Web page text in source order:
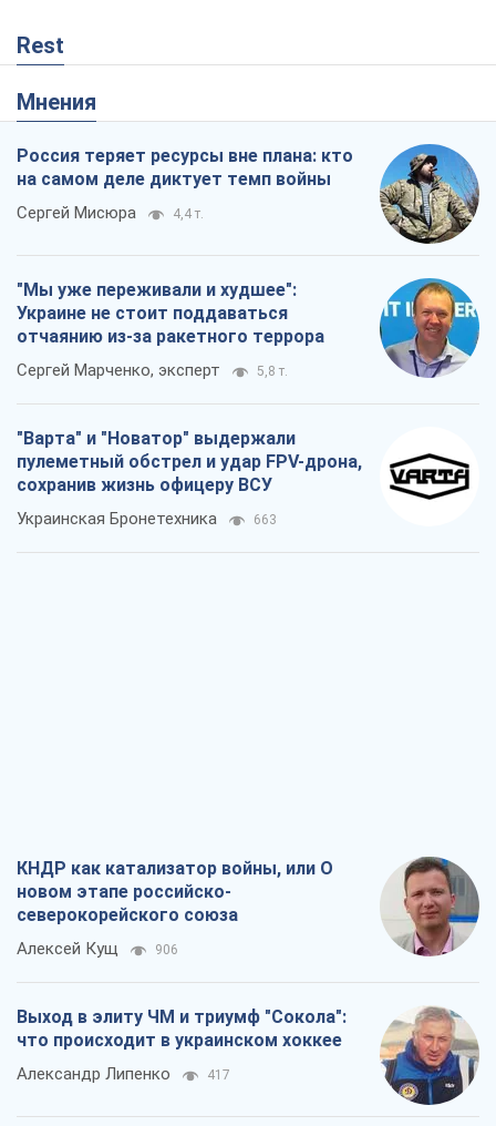
Rest
Мнения
Россия теряет ресурсы вне плана: кто
на самом деле диктует темп войны
Сергей Мисюра 4,4 т.
"Мы уже переживали и худшее":
Украине не стоит поддаваться
отчаянию из-за ракетного террора
Сергей Марченко, эксперт 5,8 т.
"Варта" и "Новатор" выдержали
пулеметный обстрел и удар FPV-дрона,
сохранив жизнь офицеру ВСУ
Украинская Бронетехника 663
КНДР как катализатор войны, или О
новом этапе российско-
северокорейского союза
Алексей Кущ 906
Выход в элиту ЧМ и триумф "Сокола":
что происходит в украинском хоккее
Александр Липенко 417